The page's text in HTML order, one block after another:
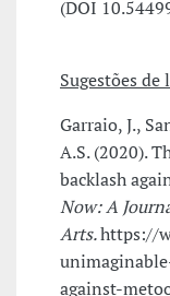
(DOI
Sugestões de
Garraio, J.,
A.S. (2020).
backlash
Now: A
Arts.https://
against-